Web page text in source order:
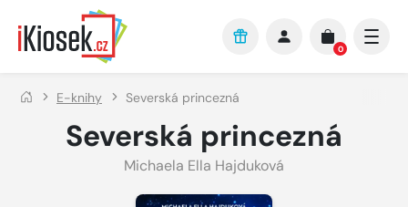
Přejít na hlavní obsah
0
E-knihy Severská princezná
Severská princezná
Michaela Ella Hajduková